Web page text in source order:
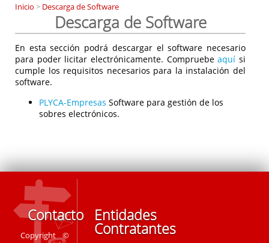
Inicio > Descarga de Software
Descarga de Software
En esta sección podrá descargar el software necesario
para poder licitar electrónicamente. Compruebeaquí si
cumple los requisitos necesarios para la instalación del
software.
PLYCA-Empresas Software para gestión de los
sobres electrónicos.
Contacto
Copyright ©
Entidades
Contratantes